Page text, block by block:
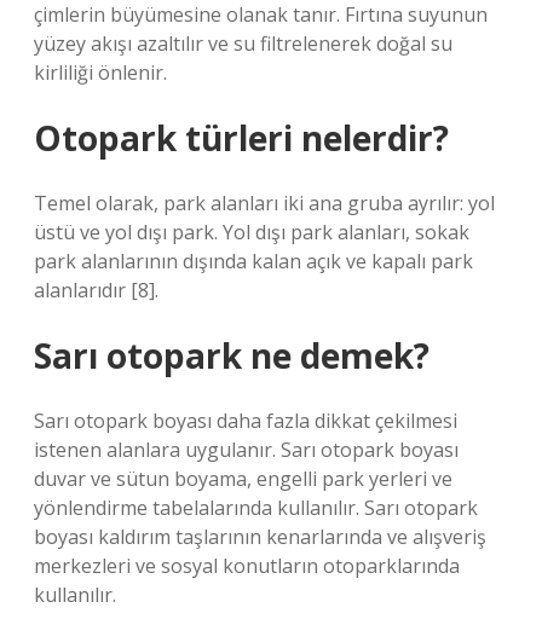
çimlerin büyümesine olanak tanır. Fırtına suyunun
yüzey akışı azaltılır ve su filtrelenerek doğal su
kirliliği önlenir.
Otopark türleri nelerdir?
Temel olarak, park alanları iki ana gruba ayrılır: yol
üstü ve yol dışı park. Yol dışı park alanları, sokak
park alanlarının dışında kalan açık ve kapalı park
alanlarıdır [8].
Sarı otopark ne demek?
Sarı otopark boyası daha fazla dikkat çekilmesi
istenen alanlara uygulanır. Sarı otopark boyası
duvar ve sütun boyama, engelli park yerleri ve
yönlendirme tabelalarında kullanılır. Sarı otopark
boyası kaldırım taşlarının kenarlarında ve alışveriş
merkezleri ve sosyal konutların otoparklarında
kullanılır.